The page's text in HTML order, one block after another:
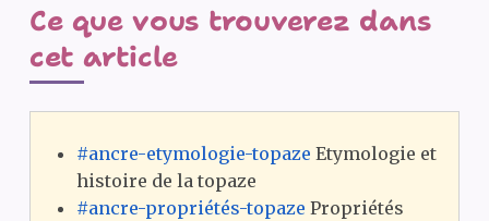
Ce que vous trouverez dans
cet article
#ancre-etymologie-topaze Etymologie et
histoire de la topaze
#ancre-propriétés-topaze Propriétés